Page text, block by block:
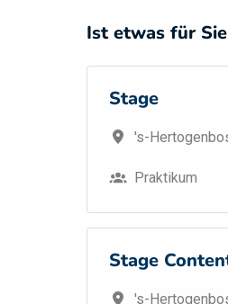
Stage
's-
Praktikum
Stage
's-